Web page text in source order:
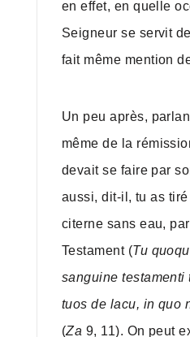
en effet, en quelle
Seigneur se servit
fait même mention
Un peu après,
même de la
devait se faire par
aussi, dit-il, tu as
citerne sans eau,
Testament (Tu
sanguine
tuos de lacu, in quo
(Za 9, 11). On peut